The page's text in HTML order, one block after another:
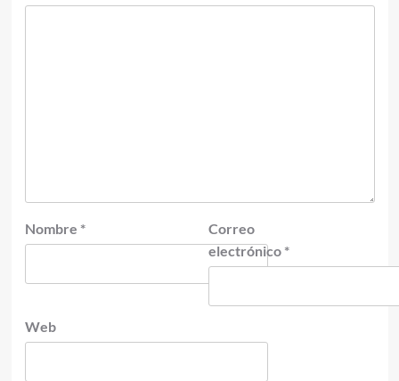
Nombre *
Correo
electrónico *
Web